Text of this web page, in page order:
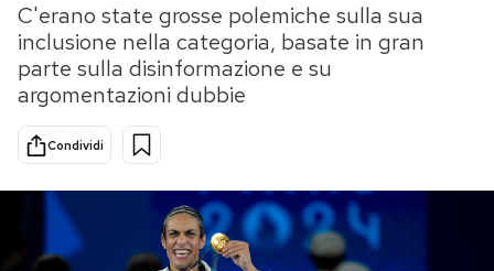
Scienza
Cultura
Economia
Sport
Media
PODCAST
C'erano state grosse polemiche sulla sua
inclusione nella categoria, basate in gran
parte sulla disinformazione e su
argomentazioni dubbie
Condividi